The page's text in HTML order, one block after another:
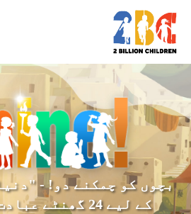
بچوں کو چمکنے دو! -
کے لیے 24 گھنٹے عبادت اور دعائیں